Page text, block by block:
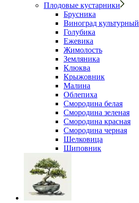
Плодовые кустарники
Брусника
Виноград культурный
Голубика
Ежевика
Жимолость
Земляника
Клюква
Крыжовник
Малина
Облепиха
Смородина белая
Смородина зеленая
Смородина красная
Смородина черная
Шелковица
Шиповник